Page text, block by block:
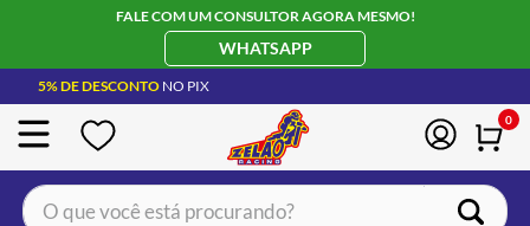
FALE COM UM CONSULTOR AGORA MESMO!
WHATSAPP
5% DE DESCONTO NO PIX
0
O que você está procurando?